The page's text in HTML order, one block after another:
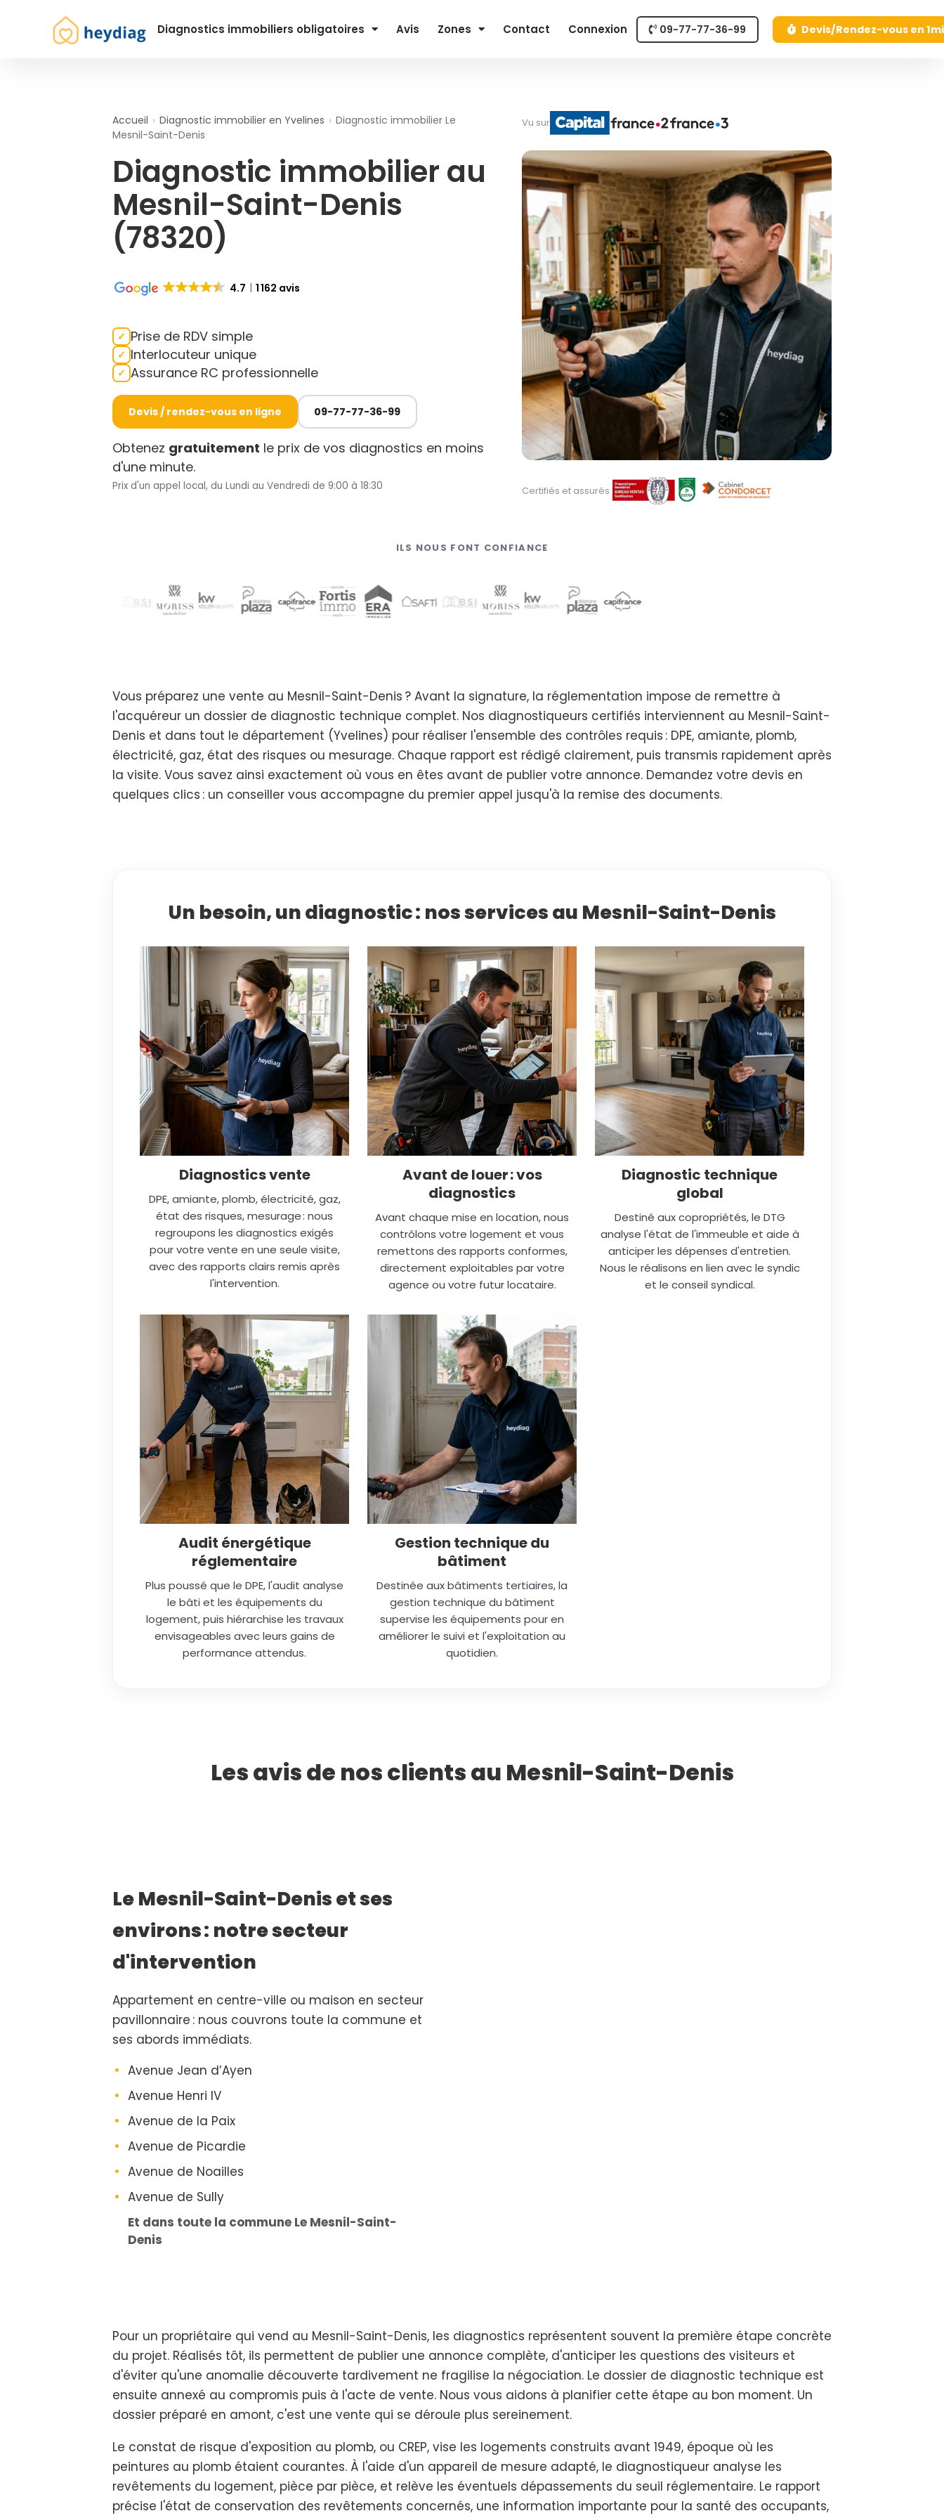
Diagnostics immobiliers obligatoires Avis Zones Contact Connexion 09-77-77-36-99 Devis/Rendez-vous en
Accueil › Diagnostic immobilier en Yvelines › Diagnostic immobilier Le
Mesnil-Saint-Denis
Diagnostic immobilier au
Mesnil-Saint-Denis
(78320)
4.7 1 162 avis
Prise de RDV simple
Interlocuteur unique
Assurance RC professionnelle
Devis / rendez-vous en ligne 09-77-77-36-99
Obtenez gratuitement le prix de vos diagnostics en moins
d'une minute.
Prix d'un appel local, du Lundi au Vendredi de 9:00 à 18:30
Vu sur
Certifiés et assurés
ILS NOUS FONT CONFIANCE
Vous préparez une vente au Mesnil-Saint-Denis ? Avant la signature, la réglementation impose de remettre à
l'acquéreur un dossier de diagnostic technique complet. Nos diagnostiqueurs certifiés interviennent au Mesnil-Saint-
Denis et dans tout le département (Yvelines) pour réaliser l'ensemble des contrôles requis : DPE, amiante, plomb,
électricité, gaz, état des risques ou mesurage. Chaque rapport est rédigé clairement, puis transmis rapidement après
la visite. Vous savez ainsi exactement où vous en êtes avant de publier votre annonce. Demandez votre devis en
quelques clics : un conseiller vous accompagne du premier appel jusqu'à la remise des documents.
Un besoin, un diagnostic : nos services au Mesnil-Saint-Denis
Diagnostics vente
DPE, amiante, plomb, électricité, gaz,
état des risques, mesurage : nous
regroupons les diagnostics exigés
pour votre vente en une seule visite,
avec des rapports clairs remis après
l'intervention.
Avant de louer : vos
diagnostics
Avant chaque mise en location, nous
contrôlons votre logement et vous
remettons des rapports conformes,
directement exploitables par votre
agence ou votre futur locataire.
Diagnostic technique
global
Destiné aux copropriétés, le DTG
analyse l'état de l'immeuble et aide à
anticiper les dépenses d'entretien.
Nous le réalisons en lien avec le syndic
et le conseil syndical.
Audit énergétique
réglementaire
Plus poussé que le DPE, l'audit analyse
le bâti et les équipements du
logement, puis hiérarchise les travaux
envisageables avec leurs gains de
performance attendus.
Gestion technique du
bâtiment
Destinée aux bâtiments tertiaires, la
gestion technique du bâtiment
supervise les équipements pour en
améliorer le suivi et l'exploitation au
quotidien.
Les avis de nos clients au Mesnil-Saint-Denis
Le Mesnil-Saint-Denis et ses
environs : notre secteur
d'intervention
Appartement en centre-ville ou maison en secteur
pavillonnaire : nous couvrons toute la commune et
ses abords immédiats.
Avenue Jean d’Ayen
Avenue Henri IV
Avenue de la Paix
Avenue de Picardie
Avenue de Noailles
Avenue de Sully
Et dans toute la commune Le Mesnil-Saint-
Denis
Pour un propriétaire qui vend au Mesnil-Saint-Denis, les diagnostics représentent souvent la première étape concrète
du projet. Réalisés tôt, ils permettent de publier une annonce complète, d'anticiper les questions des visiteurs et
d'éviter qu'une anomalie découverte tardivement ne fragilise la négociation. Le dossier de diagnostic technique est
ensuite annexé au compromis puis à l'acte de vente. Nous vous aidons à planifier cette étape au bon moment. Un
dossier préparé en amont, c'est une vente qui se déroule plus sereinement.
Le constat de risque d'exposition au plomb, ou CREP, vise les logements construits avant 1949, époque où les
peintures au plomb étaient courantes. À l'aide d'un appareil de mesure adapté, le diagnostiqueur analyse les
revêtements du logement, pièce par pièce, et relève les éventuels dépassements du seuil réglementaire. Le rapport
précise l'état de conservation des revêtements concernés, une information importante pour la santé des occupants,